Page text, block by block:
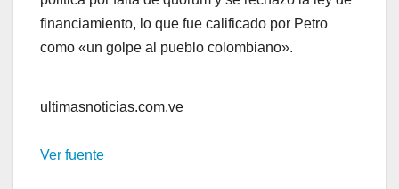
financiamiento, lo que fue calificado por Petro
como «un golpe al pueblo colombiano».
ultimasnoticias.com.ve
Ver fuente